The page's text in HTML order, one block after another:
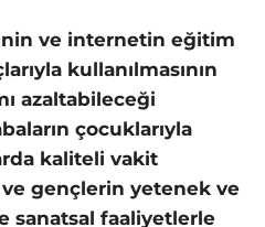
ve internetin eğitim
kullanılmasının
azaltabileceği
çocuklarıyla
kaliteli vakit
gençlerin yetenek ve
sanatsal faaliyetlerle